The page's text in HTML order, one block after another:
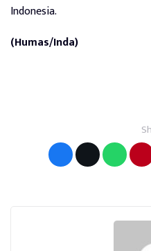
Indonesia.
(Humas/Inda)